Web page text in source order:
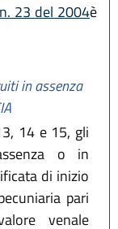
23 del 2004è
in assenza
14 e 15, gli
o in
di inizio
pari
venale